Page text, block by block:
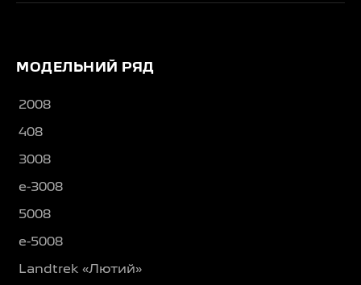
МОДЕЛЬНИЙ РЯД
2008
408
3008
e-3008
5008
e-5008
Landtrek «Лютий»